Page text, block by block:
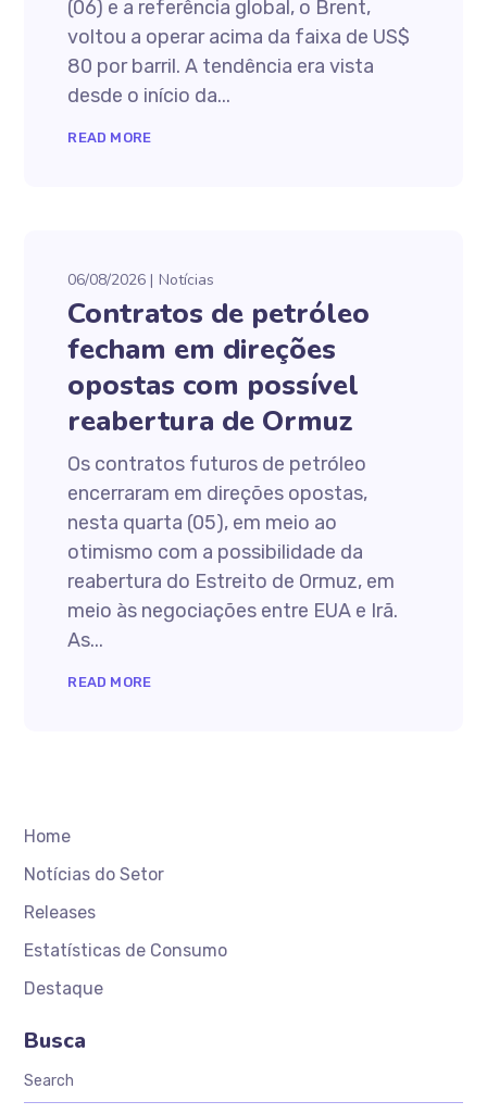
(06) e a referência global, o Brent,
voltou a operar acima da faixa de US$
80 por barril. A tendência era vista
desde o início da...
READ MORE
06/08/2026 Notícias
Contratos de petróleo
fecham em direções
opostas com possível
reabertura de Ormuz
Os contratos futuros de petróleo
encerraram em direções opostas,
nesta quarta (05), em meio ao
otimismo com a possibilidade da
reabertura do Estreito de Ormuz, em
meio às negociações entre EUA e Irã.
As...
READ MORE
Home
Notícias do Setor
Releases
Estatísticas de Consumo
Destaque
Busca